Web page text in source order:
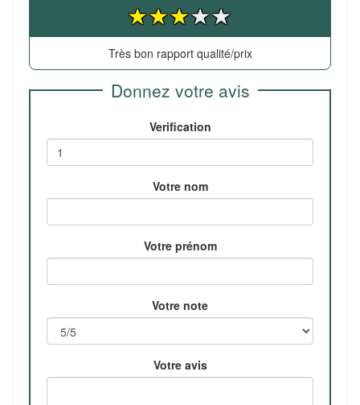
Très bon rapport qualité/prix
Donnez votre avis
Verification
Votre nom
Votre prénom
Votre note
Votre avis